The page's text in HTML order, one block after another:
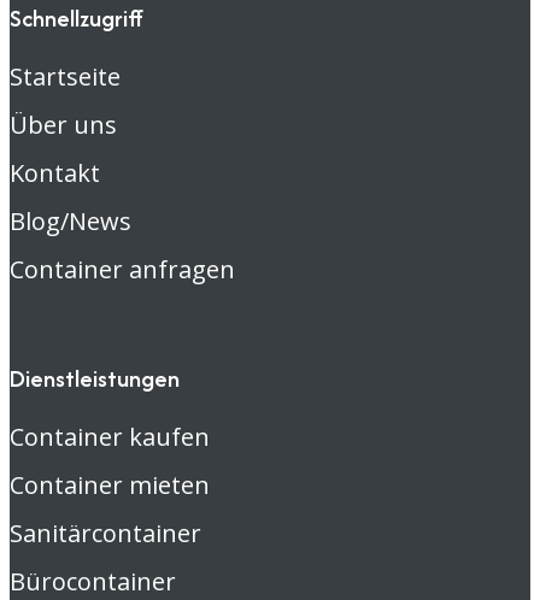
Schnellzugriff
Startseite
Über uns
Kontakt
Blog/News
Container anfragen
Dienstleistungen
Container kaufen
Container mieten
Sanitärcontainer
Bürocontainer